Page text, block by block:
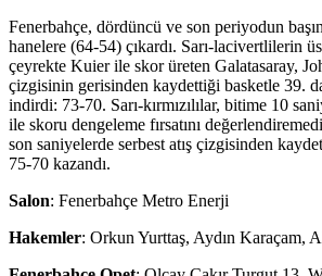
Fenerbahçe, dördüncü ve son periyodun
hanelere (64-54) çıkardı. Sarı-lacivertlilerin
çeyrekte Kuier ile skor üreten Galatasaray,
çizgisinin gerisinden kaydettiği basketle 39.
indirdi: 73-70. Sarı-kırmızılılar, bitime 10
ile skoru dengeleme fırsatını
son saniyelerde serbest atış çizgisinden
75-70 kazandı.
Salon: Fenerbahçe Metro Enerji
Hakemler: Orkun Yurttaş, Aydın Karaçam,